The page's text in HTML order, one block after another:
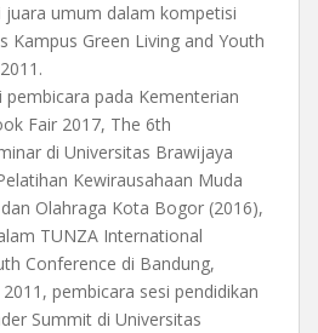
juara umum dalam kompetisi
Kampus Green Living and Youth
pembicara pada Kementerian
Fair 2017, The 6th
di Universitas Brawijaya
Kewirausahaan Muda
Olahraga Kota Bogor (2016),
TUNZA International
Conference di Bandung,
pembicara sesi pendidikan
Summit di Universitas